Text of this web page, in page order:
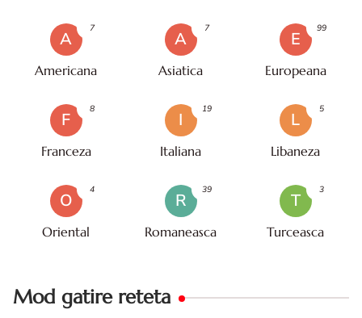
A
Americana
7
A
Asiatica
7
E
Europeana
99
F
Franceza
8
I
Italiana
19
L
Libaneza
5
O
Oriental
4
R
Romaneasca
39
T
Turceasca
3
Mod gatire reteta